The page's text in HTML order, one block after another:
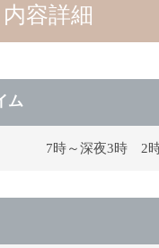
容詳細
ム
7時～深夜3時 2